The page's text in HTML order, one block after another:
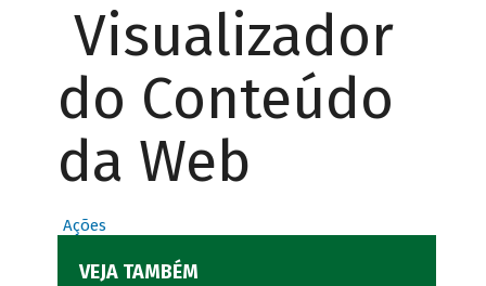
Visualizador
do Conteúdo
da Web
Ações
VEJA TAMBÉM